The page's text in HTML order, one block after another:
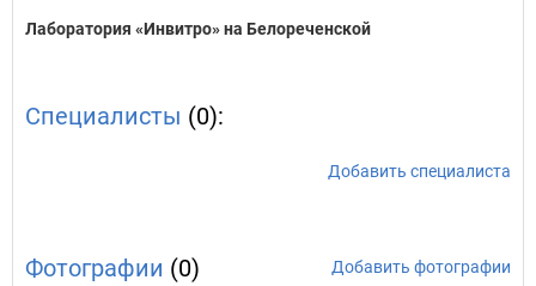
Лаборатория «Инвитро» на Белореченской
Специалисты (0):
Добавить специалиста
Фотографии (0) Добавить фотографии